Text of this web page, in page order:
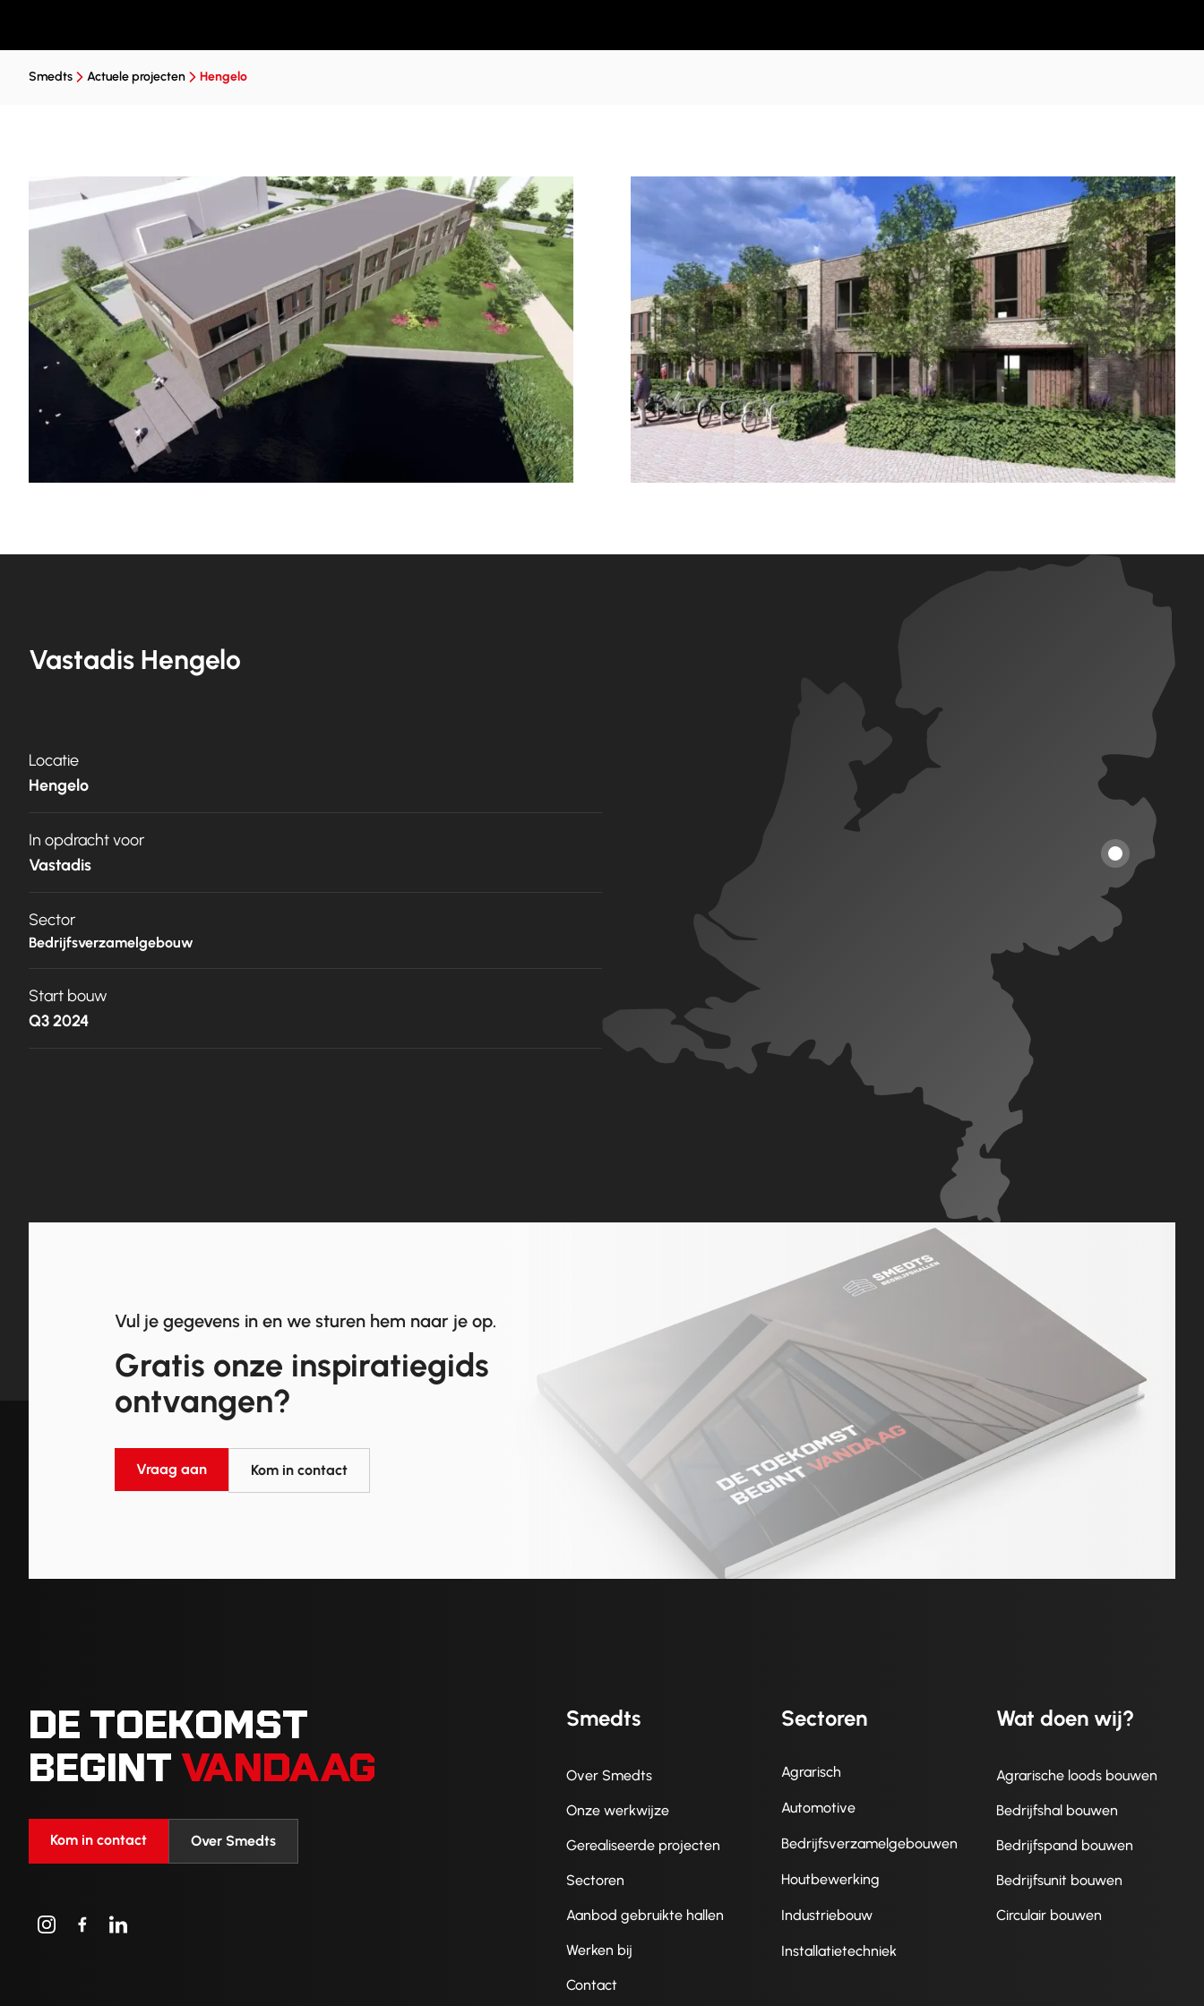
Smedts Actuele projecten Hengelo
Vastadis Hengelo
Locatie
Hengelo
In opdracht voor
Vastadis
Sector
Bedrijfsverzamelgebouw
Start bouw
Q3 2024
Vul je gegevens in en we sturen hem naar je op.
Gratis onze inspiratiegids
ontvangen?
Vraag aan Kom in contact
DE TOEKOMST
BEGINT VANDAAG
Kom in contact Over Smedts
Smedts
Over Smedts
Onze werkwijze
Gerealiseerde projecten
Sectoren
Aanbod gebruikte hallen
Werken bij
Contact
Sectoren
Agrarisch
Automotive
Bedrijfsverzamelgebouwen
Houtbewerking
Industriebouw
Installatietechniek
Wat doen wij?
Agrarische loods bouwen
Bedrijfshal bouwen
Bedrijfspand bouwen
Bedrijfsunit bouwen
Circulair bouwen